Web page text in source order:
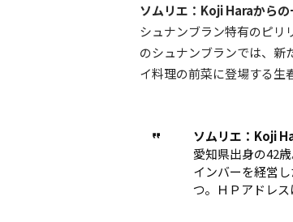
ソムリエ：Koji Haraからの
シュナンブラン特有のピリ
のシュナンブランでは、新
イ料理の前菜に登場する生
ソムリエ：Koji
愛知県出身の42
インバーを経営
つ。ＨＰアドレス